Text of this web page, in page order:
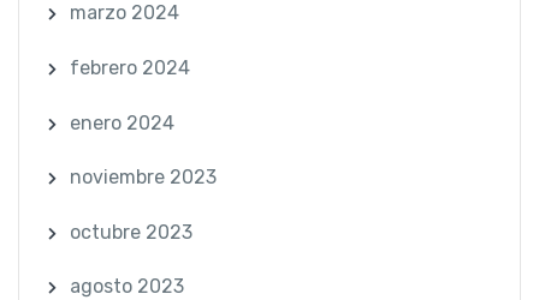
marzo 2024
febrero 2024
enero 2024
noviembre 2023
octubre 2023
agosto 2023